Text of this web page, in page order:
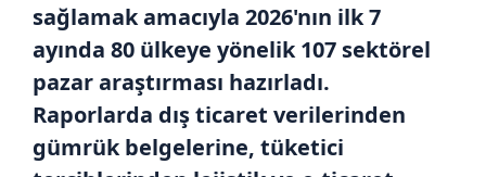
sağlamak amacıyla 2026'nın ilk 7
ayında 80 ülkeye yönelik 107 sektörel
pazar araştırması hazırladı.
Raporlarda dış ticaret verilerinden
gümrük belgelerine, tüketici